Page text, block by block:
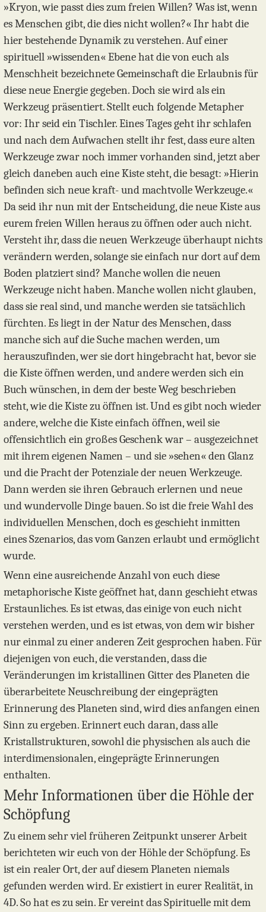
»Kryon, wie passt dies zum freien Willen? Was ist, wenn
es Menschen gibt, die dies nicht wollen?« Ihr habt die
hier bestehende Dynamik zu verstehen. Auf einer
spirituell »wissenden« Ebene hat die von euch als
Menschheit bezeichnete Gemeinschaft die Erlaubnis für
diese neue Energie gegeben. Doch sie wird als ein
Werkzeug präsentiert. Stellt euch folgende Metapher
vor: Ihr seid ein Tischler. Eines Tages geht ihr schlafen
und nach dem Aufwachen stellt ihr fest, dass eure alten
Werkzeuge zwar noch immer vorhanden sind, jetzt aber
gleich daneben auch eine Kiste steht, die besagt: »Hierin
befinden sich neue kraft- und machtvolle Werkzeuge.«
Da seid ihr nun mit der Entscheidung, die neue Kiste aus
eurem freien Willen heraus zu öffnen oder auch nicht.
Versteht ihr, dass die neuen Werkzeuge überhaupt nichts
verändern werden, solange sie einfach nur dort auf dem
Boden platziert sind? Manche wollen die neuen
Werkzeuge nicht haben. Manche wollen nicht glauben,
dass sie real sind, und manche werden sie tatsächlich
fürchten. Es liegt in der Natur des Menschen, dass
manche sich auf die Suche machen werden, um
herauszufinden, wer sie dort hingebracht hat, bevor sie
die Kiste öffnen werden, und andere werden sich ein
Buch wünschen, in dem der beste Weg beschrieben
steht, wie die Kiste zu öffnen ist. Und es gibt noch wieder
andere, welche die Kiste einfach öffnen, weil sie
offensichtlich ein großes Geschenk war – ausgezeichnet
mit ihrem eigenen Namen – und sie »sehen« den Glanz
und die Pracht der Potenziale der neuen Werkzeuge.
Dann werden sie ihren Gebrauch erlernen und neue
und wundervolle Dinge bauen. So ist die freie Wahl des
individuellen Menschen, doch es geschieht inmitten
eines Szenarios, das vom Ganzen erlaubt und ermöglicht
wurde.
Wenn eine ausreichende Anzahl von euch diese
metaphorische Kiste geöffnet hat, dann geschieht etwas
Erstaunliches. Es ist etwas, das einige von euch nicht
verstehen werden, und es ist etwas, von dem wir bisher
nur einmal zu einer anderen Zeit gesprochen haben. Für
diejenigen von euch, die verstanden, dass die
Veränderungen im kristallinen Gitter des Planeten die
überarbeitete Neuschreibung der eingeprägten
Erinnerung des Planeten sind, wird dies anfangen einen
Sinn zu ergeben. Erinnert euch daran, dass alle
Kristallstrukturen, sowohl die physischen als auch die
interdimensionalen, eingeprägte Erinnerungen
enthalten.
Mehr Informationen über die Höhle der
Schöpfung
Zu einem sehr viel früheren Zeitpunkt unserer Arbeit
berichteten wir euch von der Höhle der Schöpfung. Es
ist ein realer Ort, der auf diesem Planeten niemals
gefunden werden wird. Er existiert in eurer Realität, in
4D. So hat es zu sein. Er vereint das Spirituelle mit dem